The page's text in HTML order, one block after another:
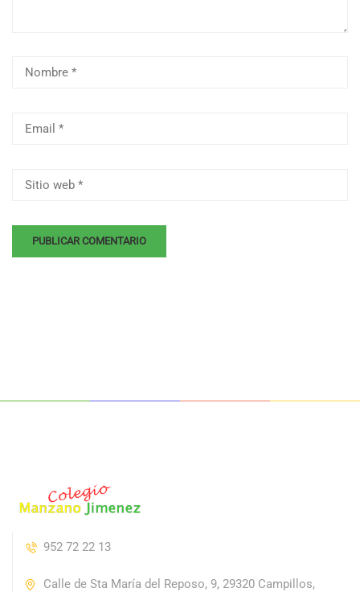
952 72 22 13
Calle de Sta María del Reposo, 9, 29320 Campillos,